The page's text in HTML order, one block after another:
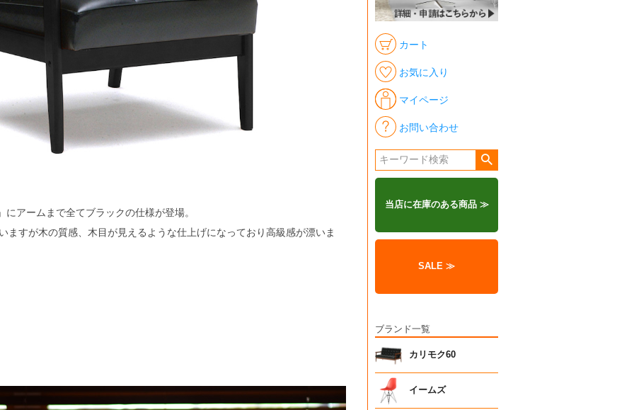
アームまで全てブラックの仕様が登場。
ますが木の質感、木目が見えるような仕上げになっており高級感が漂いま
カート
お気に入り
マイページ
お問い合わせ
当店に在庫のある商品 ≫
SALE ≫
ブランド一覧
カリモク60
イームズ